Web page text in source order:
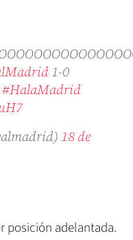
1-0
#HalaMadrid
18 de
posición adelantada.